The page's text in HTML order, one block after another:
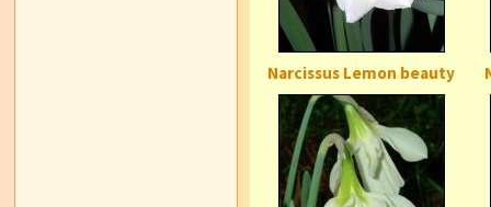
Narcissus Lemon beauty